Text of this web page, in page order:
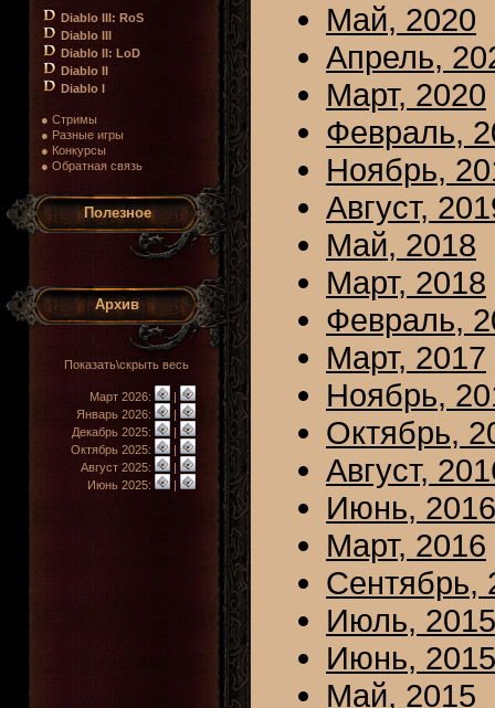
Diablo III: RoS
Diablo III
Diablo II: LoD
Diablo II
Diablo I
● Стримы
● Разные игры
● Конкурсы
● Обратная связь
Полезное
Архив
Показать\скрыть весь
Март 2026:
|
Январь 2026:
|
Декабрь 2025:
|
Октябрь 2025:
|
Август 2025:
|
Июнь 2025:
|
Май, 2020
Апрель,
Март, 2020
Февраль,
Ноябрь,
Август,
Май, 2018
Март, 2018
Февраль,
Март, 2017
Ноябрь,
Октябрь,
Август,
Июнь, 2016
Март, 2016
Сентябрь,
Июль, 2015
Июнь, 2015
Май, 2015